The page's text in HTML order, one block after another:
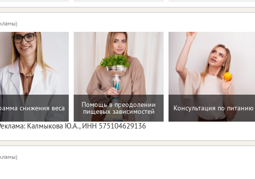
снижения веса Помощь в преодолении
пищевых зависимостей Консультация по питанию
Калмыкова Ю.А., ИНН 575104629136